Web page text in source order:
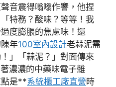
音震得嗡嗡作響，他捏
特務？酸味？等等！我
度膨脹的焦慮味！還
年100室內設計老蒜泥需
」「蒜泥？」對面傳來
濃濃的中藥味電子雜
點是**系統櫃工廠直營時